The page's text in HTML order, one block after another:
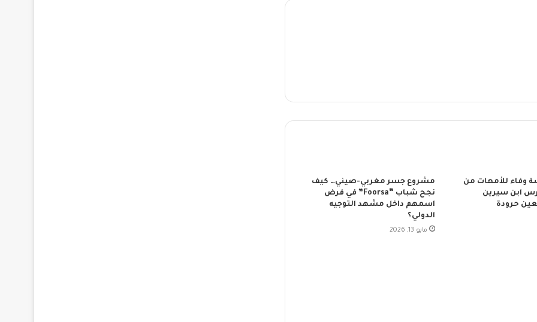
وفاء للأمهات من
ابن سيرين
حرودة
مشروع جسر مغربي-صيني… كيف
نجح شباب “Foorsa” في فرض
اسمهم داخل مشهد التوجيه
الدولي؟
مايو 13, 2026